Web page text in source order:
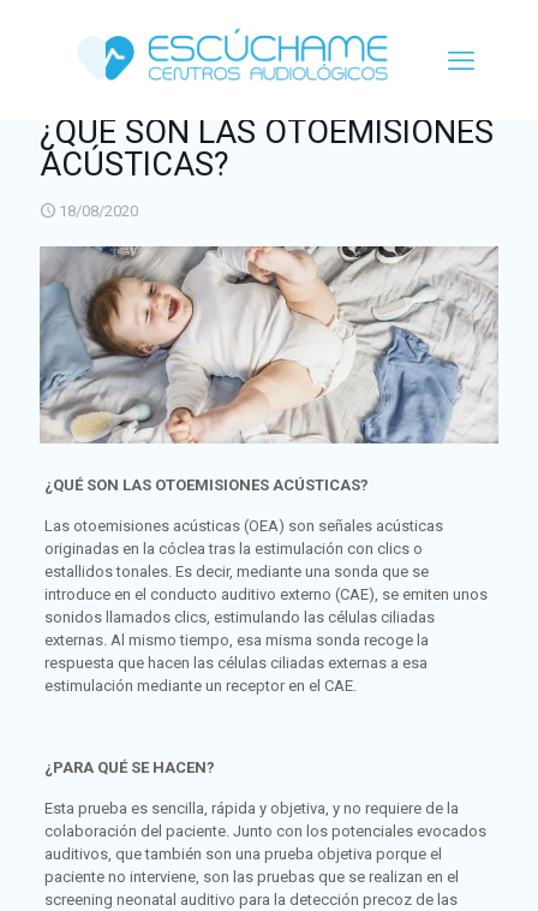
¿QUÉ SON LAS OTOEMISIONES
ACÚSTICAS?
18/08/2020
¿QUÉ SON LAS OTOEMISIONES ACÚSTICAS?
Las otoemisiones acústicas (OEA) son señales acústicas
originadas en la cóclea tras la estimulación con clics o
estallidos tonales. Es decir, mediante una sonda que se
introduce en el conducto auditivo externo (CAE), se emiten unos
sonidos llamados clics, estimulando las células ciliadas
externas. Al mismo tiempo, esa misma sonda recoge la
respuesta que hacen las células ciliadas externas a esa
estimulación mediante un receptor en el CAE.
¿PARA QUÉ SE HACEN?
Esta prueba es sencilla, rápida y objetiva, y no requiere de la
colaboración del paciente. Junto con los potenciales evocados
auditivos, que también son una prueba objetiva porque el
paciente no interviene, son las pruebas que se realizan en el
screening neonatal auditivo para la detección precoz de las